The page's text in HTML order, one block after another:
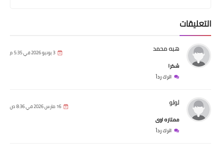
التعليقات
هبه محمد 3 يونيو 2026 في 5:35 م
شكرا
اترك رداً
لولو 16 مارس 2026 في 8:36 ص
ممتازه اوى
اترك رداً